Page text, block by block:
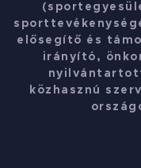
elősegítő és
irányító,
közhasznú